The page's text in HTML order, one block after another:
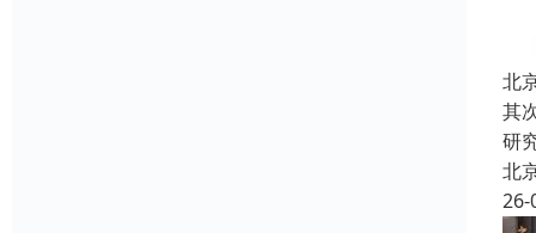
北
其
研
北
26-